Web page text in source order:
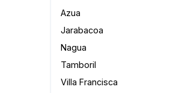
Azua
Jarabacoa
Nagua
Tamboril
Villa Francisca